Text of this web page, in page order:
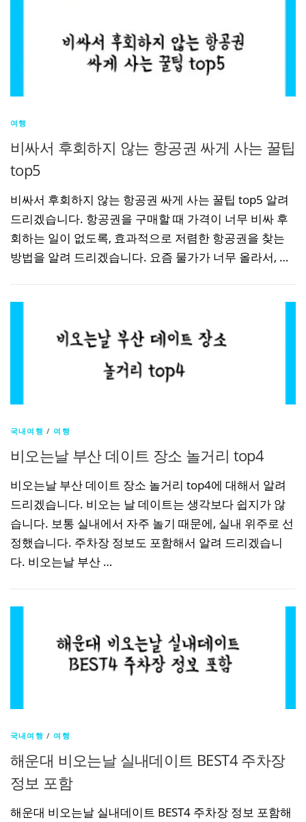
여행
비싸서 후회하지 않는 항공권 싸게 사는 꿀팁
top5
비싸서 후회하지 않는 항공권 싸게 사는 꿀팁 top5 알려
드리겠습니다. 항공권을 구매할 때 가격이 너무 비싸 후
회하는 일이 없도록, 효과적으로 저렴한 항공권을 찾는
방법을 알려 드리겠습니다. 요즘 물가가 너무 올라서, …
국내여행 / 여행
비오는날 부산 데이트 장소 놀거리 top4
비오는날 부산 데이트 장소 놀거리 top4에 대해서 알려
드리겠습니다. 비오는 날 데이트는 생각보다 쉽지가 않
습니다. 보통 실내에서 자주 놀기 때문에, 실내 위주로 선
정했습니다. 주차장 정보도 포함해서 알려 드리겠습니
다. 비오는날 부산 …
국내여행 / 여행
해운대 비오는날 실내데이트 BEST4 주차장
정보 포함
해운대 비오는날 실내데이트 BEST4 주차장 정보 포함해